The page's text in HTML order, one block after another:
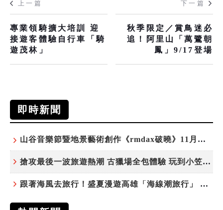
上一篇
專業領騎擴大培訓 迎
接遊客體驗自行車「騎
遊茂林」
下一篇
秋季限定／賞鳥迷必
追！阿里山「萬鷺朝
鳳」9/17登場
即時新聞
山谷音樂節暨地景藝術創作《rmdax破曉》11月花蓮銅門登場
搶攻最後一波旅遊熱潮 古獵場全包體驗 玩到小笠原夜遊觀星
跟著海風去旅行！盛夏漫遊高雄「海線潮旅行」 五大主題遊程探索漁村魅力